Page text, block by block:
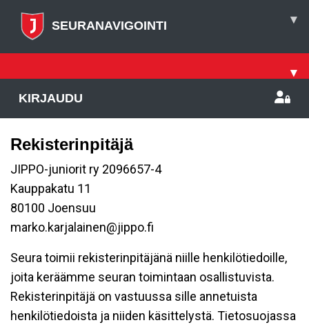
SEURANAVIGOINTI ▾
▾
KIRJAUDU
Rekisterinpitäjä
JIPPO-juniorit ry 2096657-4
Kauppakatu 11
80100 Joensuu
marko.karjalainen@jippo.fi
Seura toimii rekisterinpitäjänä niille henkilötiedoille,
joita keräämme seuran toimintaan osallistuvista.
Rekisterinpitäjä on vastuussa sille annetuista
henkilötiedoista ja niiden käsittelystä. Tietosuojassa